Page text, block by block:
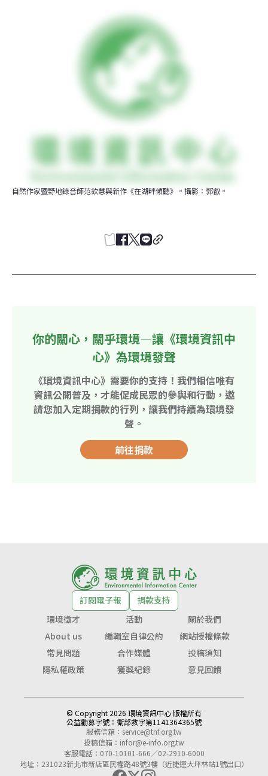
自然作家暨野地錄音師范欽慧與新作《在湖畔傾聽》。攝影：郭叡。
你的關心，關乎環境—讓《環境資訊中
心》為環境發聲
《環境資訊中心》需要你的支持！我們相信唯有
資訊公開普及，才能促成民眾的參與和行動，邀
請您加入定期捐款的行列，讓我們持續為環境發
聲。
前往捐款
訂閱電子報
捐款支持
環境徵才
活動
關於我們
About us
編輯室自律公約
網站授權條款
常見問題
合作媒體
投稿須知
隱私權政策
獲獎紀錄 意見回饋
© Copyright 2026 環境資訊中心 版權所有
公益勸募字號： 衛部救字第1141364365號
服務信箱： service@tnf.org.tw
投稿信箱： infor@e-info.org.tw
客服電話：070-10101-666／02-2910-6000
地址：231023新北市新店區民權路48號3樓（近捷運大坪林站1號出口）